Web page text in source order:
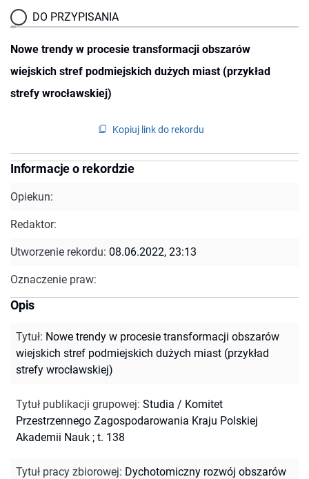
DO PRZYPISANIA
Nowe trendy w procesie transformacji obszarów
wiejskich stref podmiejskich dużych miast (przykład
strefy wrocławskiej)
Kopiuj link do rekordu
Informacje o rekordzie
Opiekun:
Redaktor:
Utworzenie rekordu: 08.06.2022, 23:13
Oznaczenie praw:
Opis
Tytuł: Nowe trendy w procesie transformacji obszarów
wiejskich stref podmiejskich dużych miast (przykład
strefy wrocławskiej)
Tytuł publikacji grupowej: Studia / Komitet
Przestrzennego Zagospodarowania Kraju Polskiej
Akademii Nauk ; t. 138
Tytuł pracy zbiorowej: Dychotomiczny rozwój obszarów